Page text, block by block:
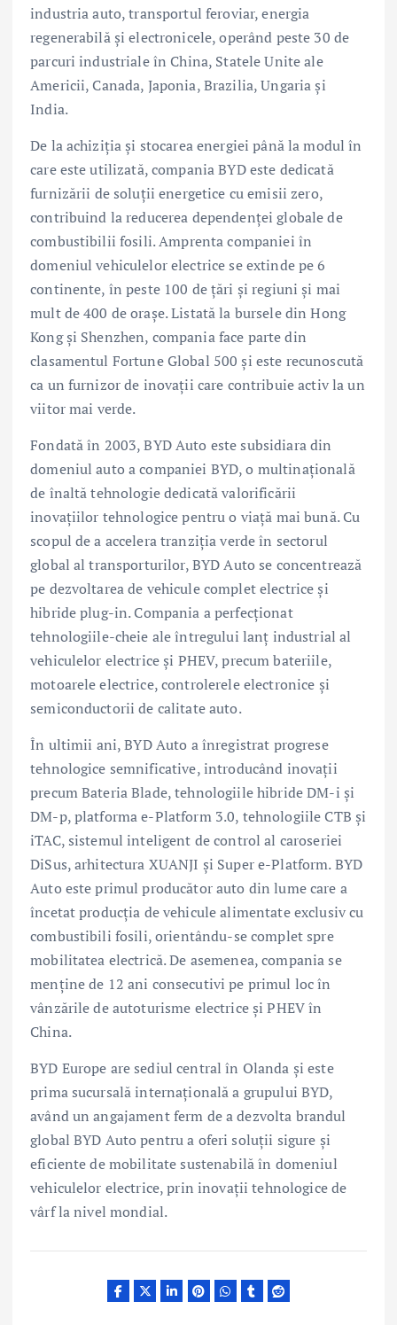
industria auto, transportul feroviar, energia
regenerabilă și electronicele, operând peste 30 de
parcuri industriale în China, Statele Unite ale
Americii, Canada, Japonia, Brazilia, Ungaria și
India.
De la achiziția și stocarea energiei până la modul în
care este utilizată, compania BYD este dedicată
furnizării de soluții energetice cu emisii zero,
contribuind la reducerea dependenței globale de
combustibilii fosili. Amprenta companiei în
domeniul vehiculelor electrice se extinde pe 6
continente, în peste 100 de țări și regiuni și mai
mult de 400 de orașe. Listată la bursele din Hong
Kong și Shenzhen, compania face parte din
clasamentul Fortune Global 500 și este recunoscută
ca un furnizor de inovații care contribuie activ la un
viitor mai verde.
Fondată în 2003, BYD Auto este subsidiara din
domeniul auto a companiei BYD, o multinațională
de înaltă tehnologie dedicată valorificării
inovațiilor tehnologice pentru o viață mai bună. Cu
scopul de a accelera tranziția verde în sectorul
global al transporturilor, BYD Auto se concentrează
pe dezvoltarea de vehicule complet electrice și
hibride plug-in. Compania a perfecționat
tehnologiile-cheie ale întregului lanț industrial al
vehiculelor electrice și PHEV, precum bateriile,
motoarele electrice, controlerele electronice și
semiconductorii de calitate auto.
În ultimii ani, BYD Auto a înregistrat progrese
tehnologice semnificative, introducând inovații
precum Bateria Blade, tehnologiile hibride DM-i și
DM-p, platforma e-Platform 3.0, tehnologiile CTB și
iTAC, sistemul inteligent de control al caroseriei
DiSus, arhitectura XUANJI și Super e-Platform. BYD
Auto este primul producător auto din lume care a
încetat producția de vehicule alimentate exclusiv cu
combustibili fosili, orientându-se complet spre
mobilitatea electrică. De asemenea, compania se
menține de 12 ani consecutivi pe primul loc în
vânzările de autoturisme electrice și PHEV în
China.
BYD Europe are sediul central în Olanda și este
prima sucursală internațională a grupului BYD,
având un angajament ferm de a dezvolta brandul
global BYD Auto pentru a oferi soluții sigure și
eficiente de mobilitate sustenabilă în domeniul
vehiculelor electrice, prin inovații tehnologice de
vârf la nivel mondial.